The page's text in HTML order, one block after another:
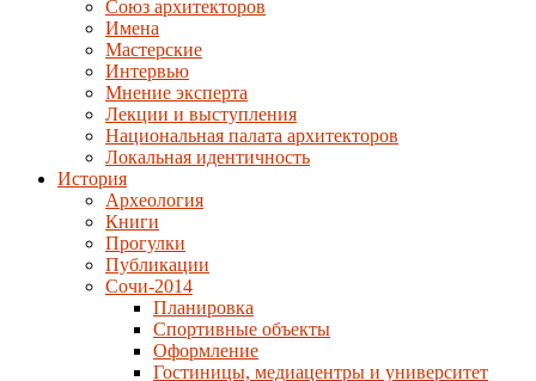
Союз архитекторов
Имена
Мастерские
Интервью
Мнение эксперта
Лекции и выступления
Национальная палата архитекторов
Локальная идентичность
История
Археология
Книги
Прогулки
Публикации
Сочи-2014
Планировка
Спортивные объекты
Оформление
Гостиницы, медиацентры и университет